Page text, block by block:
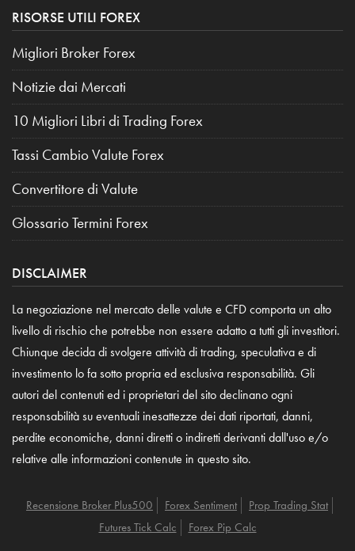
RISORSE UTILI FOREX
Migliori Broker Forex
Notizie dai Mercati
10 Migliori Libri di Trading Forex
Tassi Cambio Valute Forex
Convertitore di Valute
Glossario Termini Forex
DISCLAIMER
La negoziazione nel mercato delle valute e CFD comporta un alto
livello di rischio che potrebbe non essere adatto a tutti gli investitori.
Chiunque decida di svolgere attività di trading, speculativa e di
investimento lo fa sotto propria ed esclusiva responsabilità. Gli
autori del contenuti ed i proprietari del sito declinano ogni
responsabilità su eventuali inesattezze dei dati riportati, danni,
perdite economiche, danni diretti o indiretti derivanti dall'uso e/o
relative alle informazioni contenute in questo sito.
Recensione Broker Plus500 Forex Sentiment
Prop Trading Stat
Futures Tick Calc
Forex Pip Calc